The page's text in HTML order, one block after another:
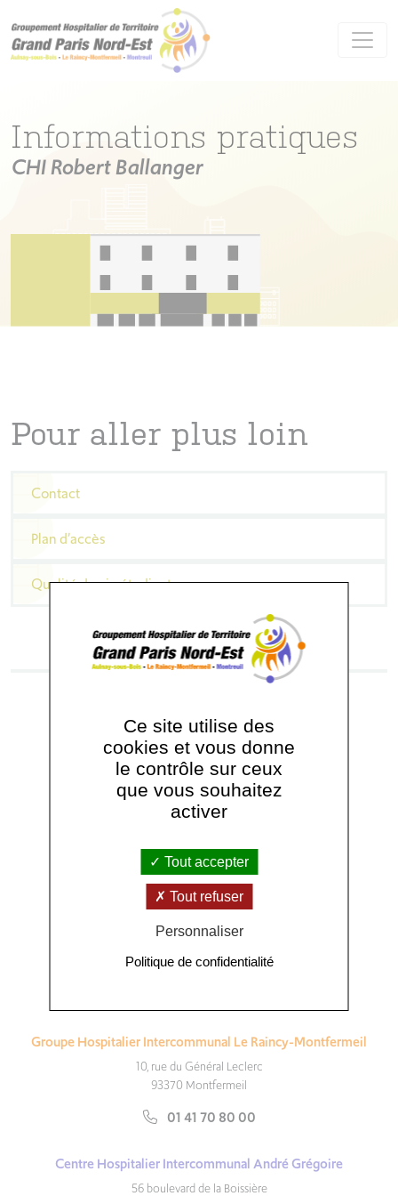
Informations pratiques
CHI Robert Ballanger
Pour aller plus loin
Contact
Plan d’accès
Qualité de vie étudiante
Suivez-nous :
Nous contacter
93602 Aulnay Sous-Bois
Groupe Hospitalier Intercommunal Le Raincy-Montfermeil
10, rue du Général Leclerc
93370 Montfermeil
01 41 70 80 00
Centre Hospitalier Intercommunal André Grégoire
56 boulevard de la Boissière
Panneau de gestion des cookies
Ce site utilise des
cookies et vous donne
le contrôle sur ceux
que vous souhaitez
activer
Tout accepter
Tout refuser
Personnaliser
Politique de confidentialité